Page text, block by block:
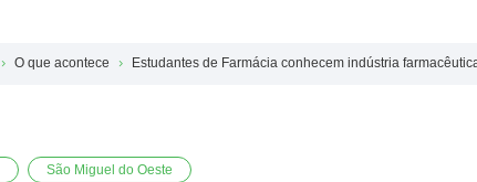
O que acontece Estudantes de Farmácia conhecem indústria
São Miguel do Oeste